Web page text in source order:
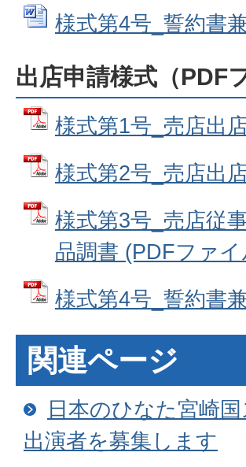
様式第4号_誓約書
出店申請様式（PDF
様式第1号_売店出
様式第2号_売店出
様式第3号_売店従
品調書 (PDFファ
様式第4号_誓約書
関連ページ
日本のひなた宮崎
出演者を募集します